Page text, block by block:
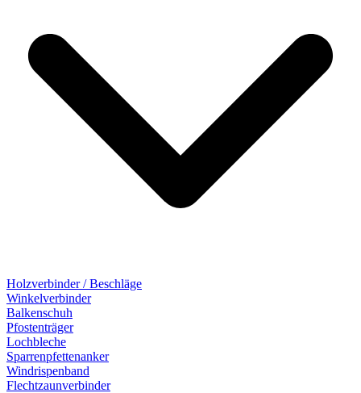
Holzverbinder / Beschläge
Winkelverbinder
Balkenschuh
Pfostenträger
Lochbleche
Sparrenpfettenanker
Windrispenband
Flechtzaunverbinder